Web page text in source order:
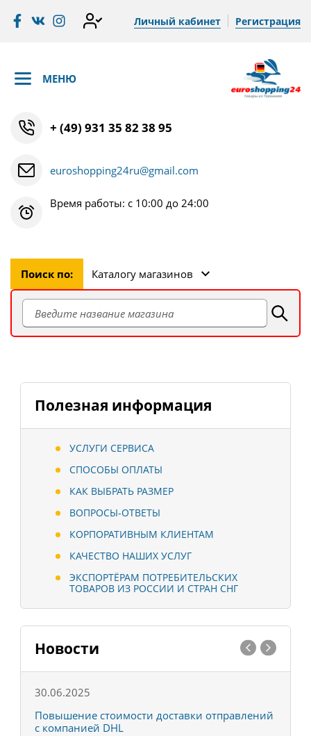
Личный кабинет Регистрация
МЕНЮ
+ (49) 931 35 82 38 95
euroshopping24ru@gmail.com
Время работы: с 10:00 до 24:00
Поиск по: Каталогу магазинов
Полезная информация
УСЛУГИ СЕРВИСА
СПОСОБЫ ОПЛАТЫ
КАК ВЫБРАТЬ РАЗМЕР
ВОПРОСЫ-ОТВЕТЫ
КОРПОРАТИВНЫМ КЛИЕНТАМ
КАЧЕСТВО НАШИХ УСЛУГ
ЭКСПОРТЁРАМ ПОТРЕБИТЕЛЬСКИХ
ТОВАРОВ ИЗ РОССИИ И СТРАН СНГ
Новости
30.06.2025
Повышение стоимости доставки отправлений
с компанией DHL